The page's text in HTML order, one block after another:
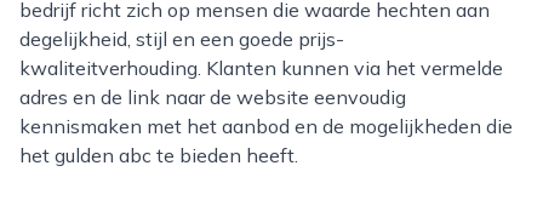
bedrijf richt zich op mensen die waarde hechten aan
degelijkheid, stijl en een goede prijs-
kwaliteitverhouding. Klanten kunnen via het vermelde
adres en de link naar de website eenvoudig
kennismaken met het aanbod en de mogelijkheden die
het gulden abc te bieden heeft.